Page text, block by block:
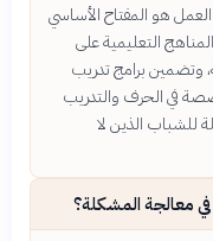
هو المفتاح الأساسي
التعليمية على
وتضمين برامج تدريب
في الحرف والتدريب
للشباب الذين لا
معالجة المشكلة؟